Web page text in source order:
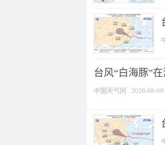
台风“白海豚”
中国天气网 2026-08-09